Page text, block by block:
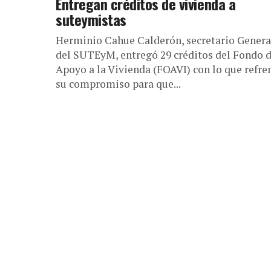
suteymistas
Herminio Cahue Calderón, secretario
del SUTEyM, entregó 29 créditos del Fondo
Apoyo a la Vivienda (FOAVI) con lo que
su compromiso para que...